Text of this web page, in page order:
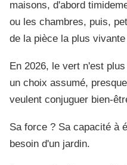
maisons, d'abord
ou les chambres, puis,
de la pièce la plus
En 2026, le vert n'est
un choix assumé,
veulent conjuguer bien-
Sa force ? Sa capacité à
besoin d'un jardin.